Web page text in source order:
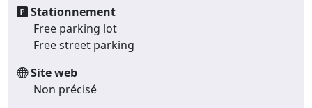
Stationnement
Free parking lot
Free street parking
Site web
Non précisé